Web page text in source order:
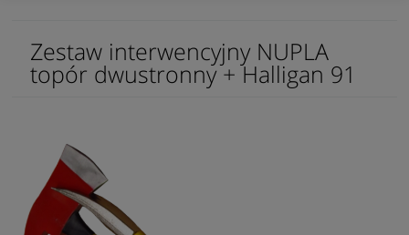
Zestaw interwencyjny NUPLA
topór dwustronny + Halligan 91